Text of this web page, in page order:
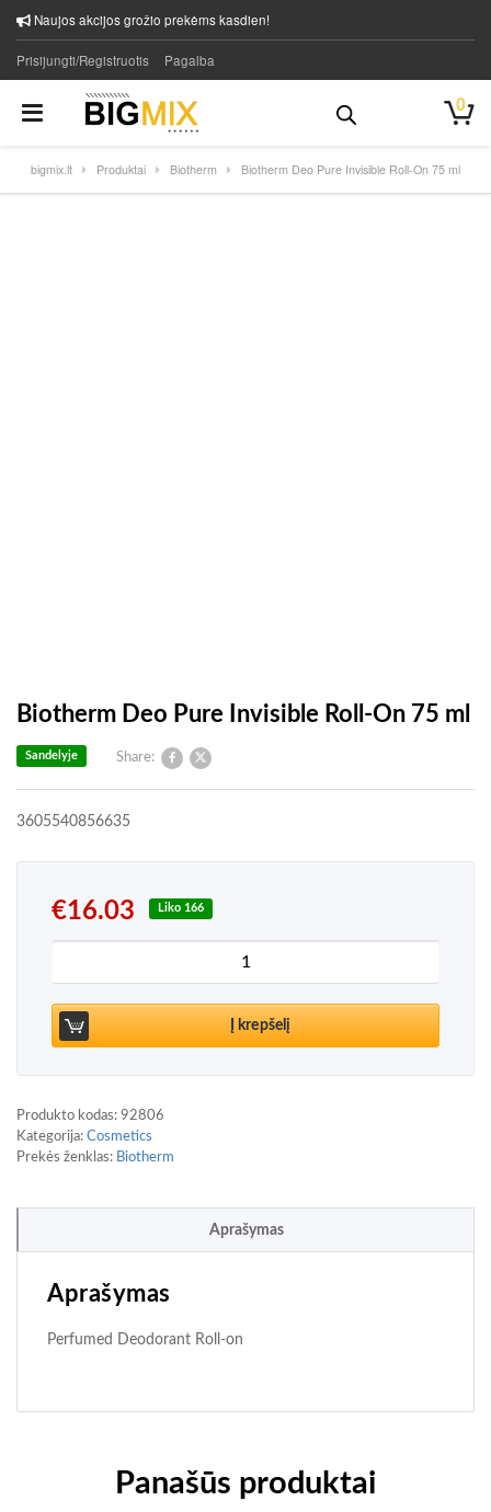
Naujos akcijos grožio prekėms kasdien!
Prisijungti/Registruotis Pagalba
0
bigmix.lt Produktai Biotherm Biotherm Deo Pure Invisible Roll-On 75 ml
Biotherm Deo Pure Invisible Roll-On 75 ml
Share:
Sandelyje
3605540856635
€16.03 Liko 166
produkto kiekis: Biotherm Deo Pure Invisible Roll-
Į krepšelį
Produkto kodas: 92806
Kategorija: Cosmetics
Prekės ženklas: Biotherm
Aprašymas
Aprašymas
Perfumed Deodorant Roll-on
Panašūs produktai